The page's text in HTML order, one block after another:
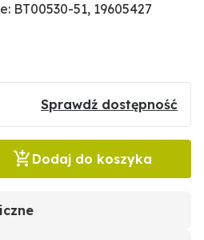
BT00530-51, 19605427
Sprawdź dostępność
Dodaj do koszyka